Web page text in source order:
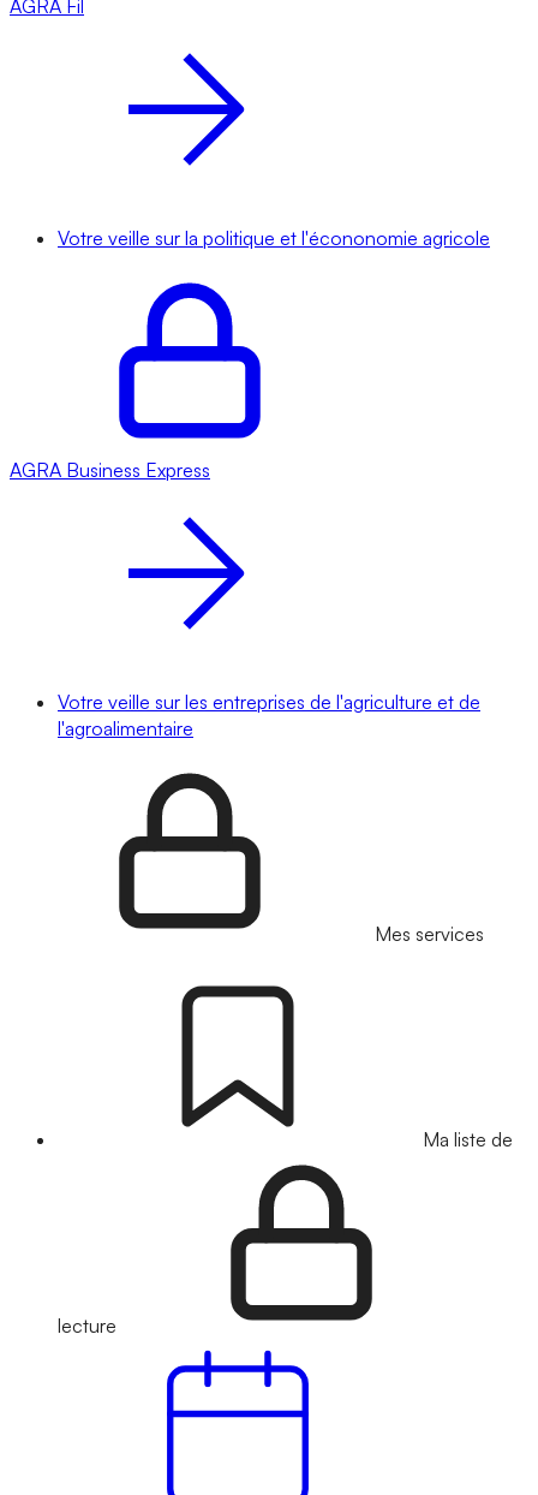
AGRA Fil
Votre veille sur la politique et l'écononomie agricole
AGRA Business Express
Votre veille sur les entreprises de l'agriculture et de
l'agroalimentaire
Mes services
Ma liste de
lecture